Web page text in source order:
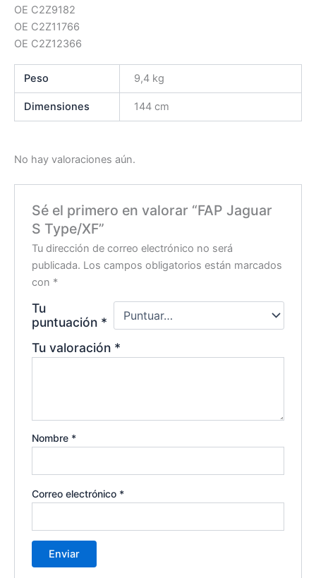
OE C2Z9182
OE C2Z11766
OE C2Z12366
Peso 9,4 kg
Dimensiones 144 cm
No hay valoraciones aún.
Sé el primero en valorar “FAP Jaguar
S Type/XF”
Tu dirección de correo electrónico no será
publicada. Los campos obligatorios están marcados
con *
Tu
puntuación *
Tu valoración *
Nombre *
Correo electrónico *